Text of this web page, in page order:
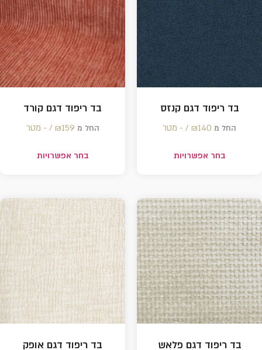
בד ריפוד דגם קנזס
החל מ ₪140 /‏‏‎ ‎- מטר
בחר אפשרויות
בד ריפוד דגם קורד
החל מ ₪159 /‏‏‎ ‎- מטר
בחר אפשרויות
בד ריפוד דגם פלאש בד ריפוד דגם אופק